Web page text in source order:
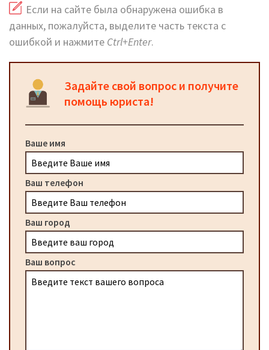
Если на сайте была обнаружена ошибка в
данных, пожалуйста, выделите часть текста с
ошибкой и нажмите Ctrl+Enter.
Задайте свой вопрос и получите
помощь юриста!
Ваше имя
Ваш телефон
Ваш город
Ваш вопрос